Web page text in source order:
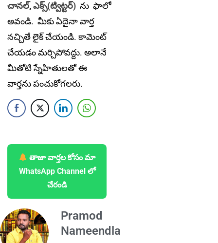
చానల్,ఎక్స్(ట్విట్టర్) ను ఫాలో
అవండి. మీకు ఏదైనా వార్త
నచ్చితే లైక్ చేయండి. కామెంట్
చేయడం మర్చిపోవద్దు. అలానే
మీతోటి స్నేహితులతో ఈ
వార్తను పంచుకోగలరు.
తాజా వార్తల కోసం మా
WhatsApp Channel లో
చేరండి
Pramod
Nameendla